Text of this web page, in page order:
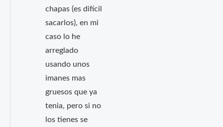
chapas (es difícil
sacarlos), en mi
caso lo he
arreglado
usando unos
imanes mas
gruesos que ya
tenia, pero si no
los tienes se